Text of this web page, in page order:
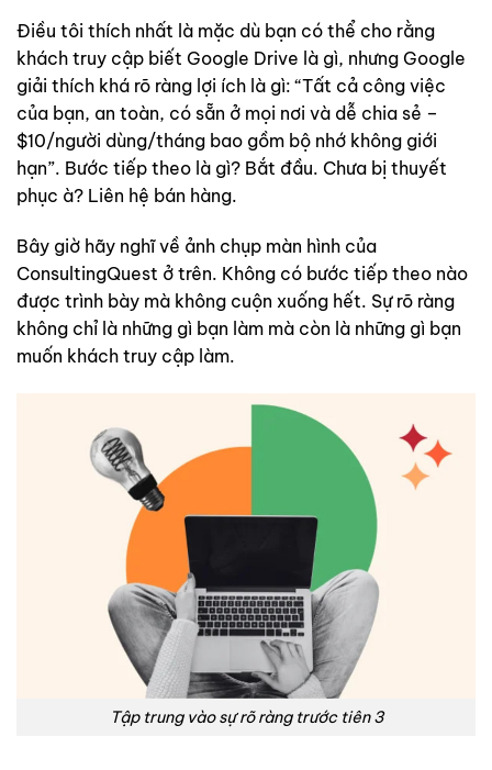
Điều tôi thích nhất là mặc dù bạn có thể cho rằng
khách truy cập biết Google Drive là gì, nhưng Google
giải thích khá rõ ràng lợi ích là gì: “Tất cả công việc
của bạn, an toàn, có sẵn ở mọi nơi và dễ chia sẻ –
$10/người dùng/tháng bao gồm bộ nhớ không giới
hạn”. Bước tiếp theo là gì? Bắt đầu. Chưa bị thuyết
phục à? Liên hệ bán hàng.
Bây giờ hãy nghĩ về ảnh chụp màn hình của
ConsultingQuest ở trên. Không có bước tiếp theo nào
được trình bày mà không cuộn xuống hết. Sự rõ ràng
không chỉ là những gì bạn làm mà còn là những gì bạn
muốn khách truy cập làm.
Tập trung vào sự rõ ràng trước tiên 3